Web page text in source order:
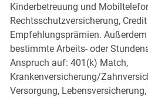
Kinderbetreuung und
Rechtsschutzversicherung,
Empfehlungsprämien.
bestimmte Arbeits- oder
Anspruch auf: 401(k) Match,
Krankenversicherung/
Versorgung,